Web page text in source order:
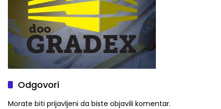
Odgovori
Morate biti prijavljeni da biste objavili komentar.